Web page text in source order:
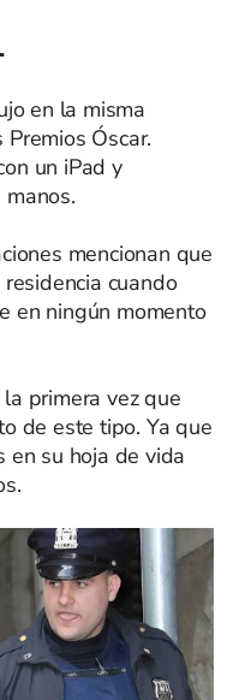
en la misma
Óscar.
un iPad y
mencionan que
cuando
en ningún momento
primera vez que
de este tipo. Ya que
en su hoja de vida